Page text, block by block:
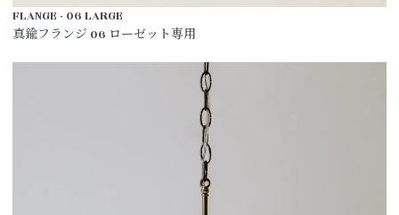
FLANGE - 06 LARGE
真鍮フランジ 06 ローゼット専用